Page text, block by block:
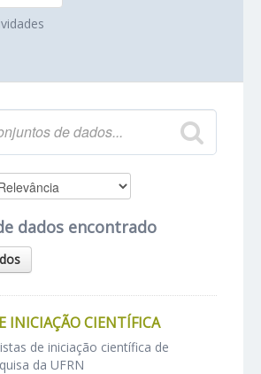
dados encontrado
INICIAÇÃO CIENTÍFICA
de iniciação científica de
da UFRN